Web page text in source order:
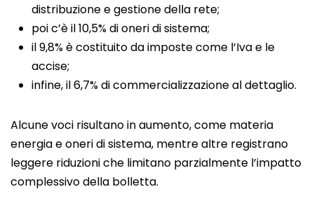
distribuzione e gestione della rete;
poi c’è il 10,5% di oneri di sistema;
il 9,8% è costituito da imposte come l’Iva e le
accise;
infine, il 6,7% di commercializzazione al dettaglio.
Alcune voci risultano in aumento, come materia
energia e oneri di sistema, mentre altre registrano
leggere riduzioni che limitano parzialmente l’impatto
complessivo della bolletta.